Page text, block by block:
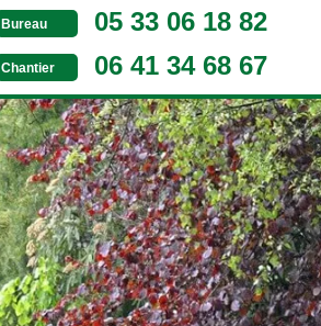
Bureau 05 33 06 18 82
Chantier 06 41 34 68 67